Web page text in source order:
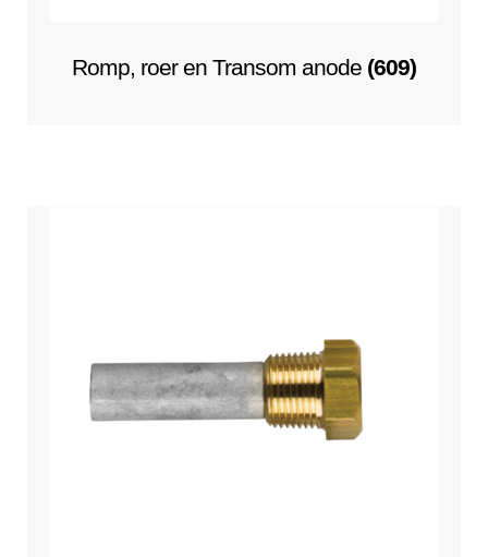
Romp, roer en Transom anode (609)